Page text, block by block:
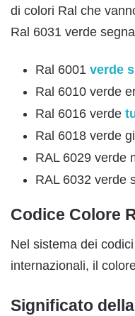
di colori Ral che
Ral 6031 verde
Ral 6001 verde
Ral 6010 verde
Ral 6016 verde
Ral 6018 verde
RAL 6029 verde
RAL 6032 verde
Codice Colore
Nel sistema dei
internazionali, il
Significato